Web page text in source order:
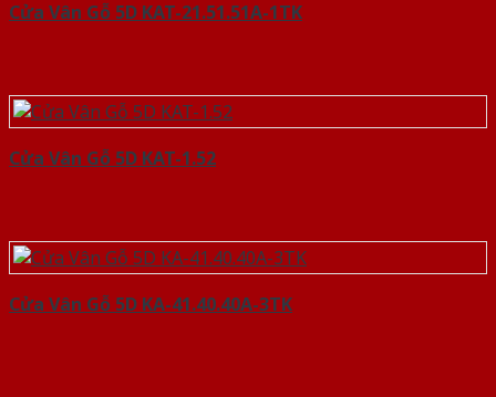
Cửa Vân Gỗ 5D KAT-21.51.51A-1TK
Cửa Vân Gỗ 5D KAT-1.52
Cửa Vân Gỗ 5D KA-41.40.40A-3TK